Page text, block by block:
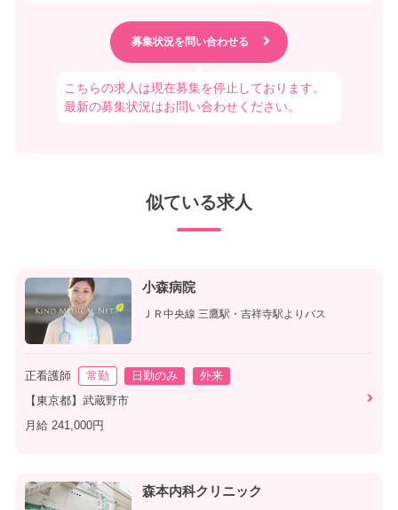
こちらの求人は現在募集を停止しております。
最新の募集状況はお問い合わせください。
似ている求人
小森病院
ＪＲ中央線 三鷹駅・吉祥寺駅よりバス
正看護師 常勤 日勤のみ
外来
【東京都】武蔵野市
月給 241,000円
森本内科クリニック